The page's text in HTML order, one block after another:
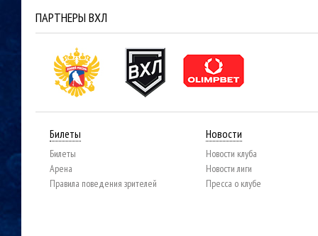
ПАРТНЕРЫ ВХЛ
Билеты
Билеты
Арена
Правила поведения зрителей
Новости
Новости клуба
Новости лиги
Пресса о клубе